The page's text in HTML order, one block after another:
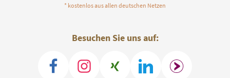
* kostenlos aus allen deutschen Netzen
Besuchen Sie uns auf: